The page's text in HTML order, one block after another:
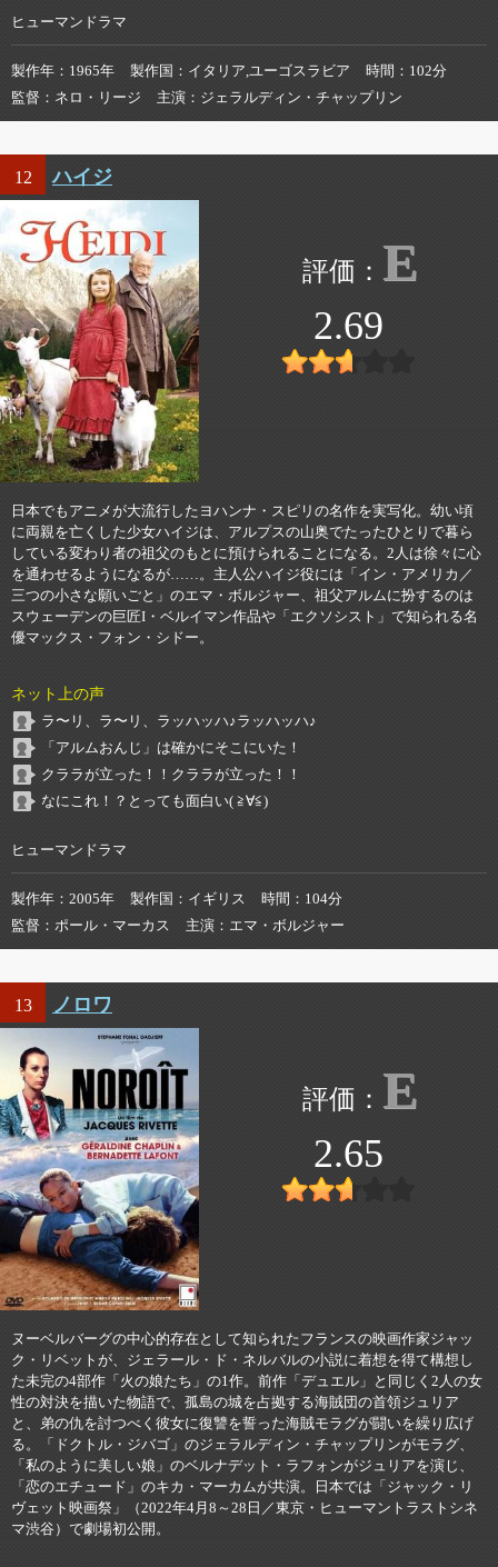
ヒューマンドラマ
製作年 1965年 製作国 イタリア,ユーゴスラビア 時間
102分
監督
ネロ・リージ 主演 ジェラルディン・チャップリン
12 ハイジ
E
2.69
日本でもアニメが大流行したヨハンナ・スピリの名作を実写化。幼い頃
に両親を亡くした少女ハイジは、アルプスの山奥でたったひとりで暮ら
している変わり者の祖父のもとに預けられることになる。2人は徐々に心
を通わせるようになるが……。主人公ハイジ役には「イン・アメリカ／
三つの小さな願いごと」のエマ・ボルジャー、祖父アルムに扮するのは
スウェーデンの巨匠I・ベルイマン作品や「エクソシスト」で知られる名
優マックス・フォン・シドー。
ネット上の声
ラ〜リ、ラ〜リ、ラッハッハ♪ラッハッハ♪
「アルムおんじ」は確かにそこにいた！
クララが立った！！クララが立った！！
なにこれ！？とっても面白い( ≧∀≦)
ヒューマンドラマ
製作年 2005年 製作国 イギリス 時間
104分
監督
ポール・マーカス 主演 エマ・ボルジャー
13 ノロワ
E
2.65
ヌーベルバーグの中心的存在として知られたフランスの映画作家ジャッ
ク・リベットが、ジェラール・ド・ネルバルの小説に着想を得て構想し
た未完の4部作「火の娘たち」の1作。前作「デュエル」と同じく2人の女
性の対決を描いた物語で、孤島の城を占拠する海賊団の首領ジュリア
と、弟の仇を討つべく彼女に復讐を誓った海賊モラグが闘いを繰り広げ
る。「ドクトル・ジバゴ」のジェラルディン・チャップリンがモラグ、
「私のように美しい娘」のベルナデット・ラフォンがジュリアを演じ、
「恋のエチュード」のキカ・マーカムが共演。日本では「ジャック・リ
ヴェット映画祭」（2022年4月8～28日／東京・ヒューマントラストシネ
マ渋谷）で劇場初公開。